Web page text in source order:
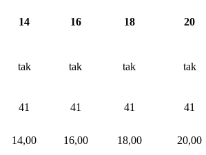
14 16 18 20
tak tak tak tak
41 41 41 41
14,00 16,00 18,00 20,00